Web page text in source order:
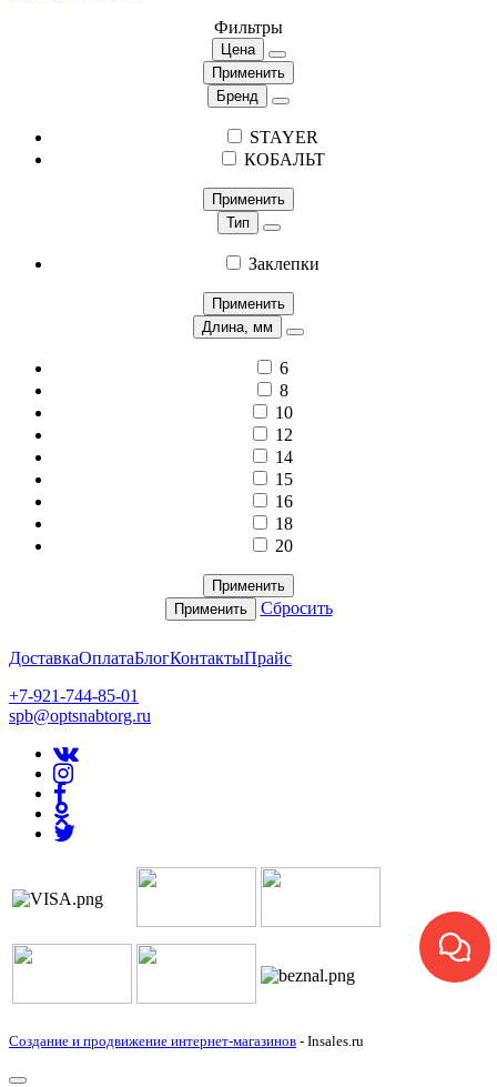
Фильтры
Цена
Применить
Бренд
STAYER
КОБАЛЬТ
Применить
Тип
Заклепки
Применить
Длина, мм
6
8
10
12
14
15
16
18
20
Применить
Применить
Сбросить
ДоставкаОплатаБлогКонтактыПрайс
+7-921-744-85-01
spb@optsnabtorg.ru
Создание и продвижение интернет-магазинов - Insales.ru